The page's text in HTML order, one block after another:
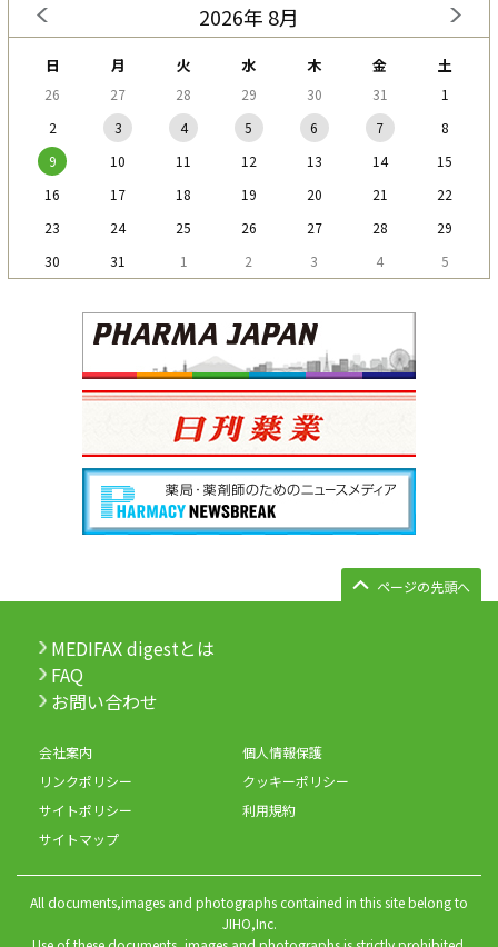
2026年 8月
日 月 火 水 木 金 土
26 27 28 29 30 31
1
2
3 4 5 6 7
8
9
10 11 12 13 14
15
16
17 18 19 20 21
22
23
24 25 26 27 28
29
30
31 1 2 3 4 5
ページの先頭へ
MEDIFAX digestとは
FAQ
お問い合わせ
会社案内
個人情報保護
リンクポリシー
クッキーポリシー
サイトポリシー
利用規約
サイトマップ
All documents,images and photographs contained in this site belong to
JIHO,Inc.